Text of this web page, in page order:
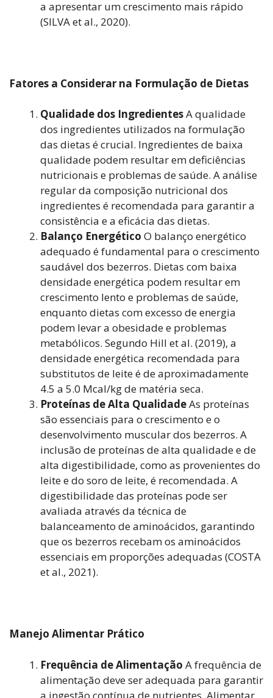
a apresentar um crescimento mais rápido
(SILVA et al., 2020).
Fatores a Considerar na Formulação de Dietas
Qualidade dos IngredientesA qualidade
dos ingredientes utilizados na formulação
das dietas é crucial. Ingredientes de baixa
qualidade podem resultar em deficiências
nutricionais e problemas de saúde. A análise
regular da composição nutricional dos
ingredientes é recomendada para garantir a
consistência e a eficácia das dietas.
Balanço Energético O balanço energético
adequado é fundamental para o crescimento
saudável dos bezerros. Dietas com baixa
densidade energética podem resultar em
crescimento lento e problemas de saúde,
enquanto dietas com excesso de energia
podem levar a obesidade e problemas
metabólicos. Segundo Hill et al. (2019), a
densidade energética recomendada para
substitutos de leite é de aproximadamente
4.5 a 5.0 Mcal/kg de matéria seca.
Proteínas de Alta QualidadeAs proteínas
são essenciais para o crescimento e o
desenvolvimento muscular dos bezerros. A
inclusão de proteínas de alta qualidade e de
alta digestibilidade, como as provenientes do
leite e do soro de leite, é recomendada. A
digestibilidade das proteínas pode ser
avaliada através da técnica de
balanceamento de aminoácidos, garantindo
que os bezerros recebam os aminoácidos
essenciais em proporções adequadas (COSTA
et al., 2021).
Manejo Alimentar Prático
Frequência de Alimentação A frequência de
alimentação deve ser adequada para garantir
a ingestão contínua de nutrientes. Alimentar